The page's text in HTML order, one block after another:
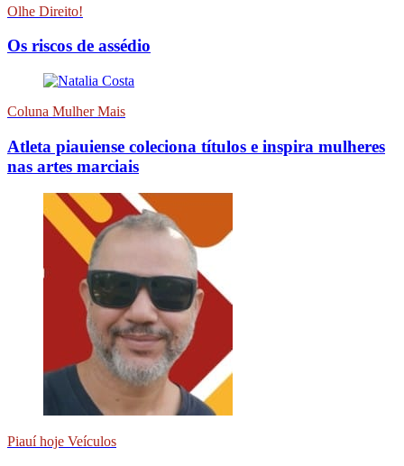
Olhe Direito!
Os riscos de assédio
Coluna Mulher Mais
Atleta piauiense coleciona títulos e inspira mulheres
nas artes marciais
Piauí hoje Veículos